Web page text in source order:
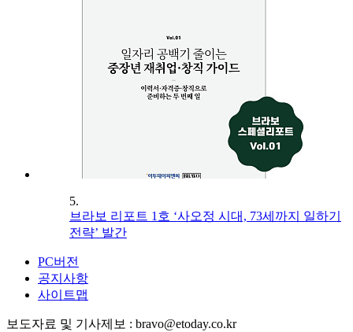
5.
브라보 리포트 1호 ‘사오정 시대, 73세까지 일하기
전략’ 발간
PC버전
공지사항
사이트맵
보도자료 및 기사제보 : bravo@etoday.co.kr